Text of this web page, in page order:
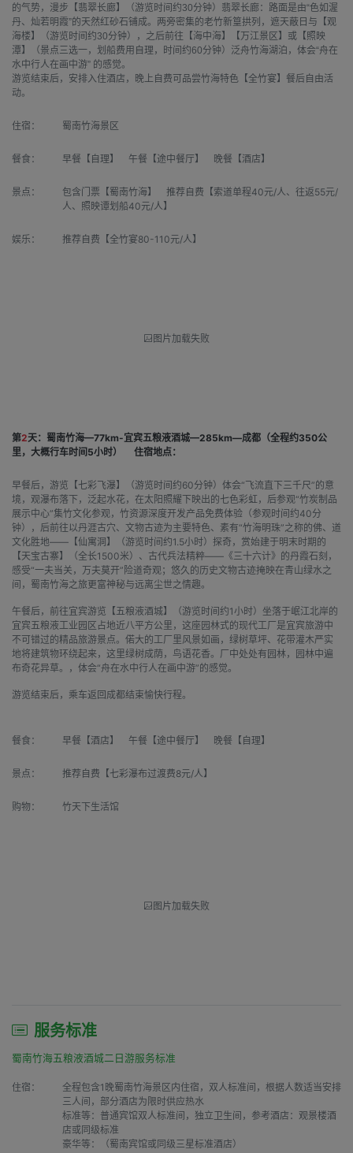
的气势，漫步【翡翠长廊】（游览时间约30分钟）翡翠长廊：路面是由“色如渥
丹、灿若明霞”的天然红砂石铺成。两旁密集的老竹新篁拱列，遮天蔽日与【观
海楼】（游览时间约30分钟），之后前往【海中海】【万江景区】或【照映
潭】（景点三选一，划船费用自理，时间约60分钟）泛舟竹海湖泊，体会“舟在
水中行人在画中游” 的感觉。
游览结束后，安排入住酒店，晚上自费可品尝竹海特色【全竹宴】餐后自由活
动。
住宿： 蜀南竹海景区
餐食： 早餐【自理】 午餐【途中餐厅】 晚餐【酒店】
景点：
包含门票【蜀南竹海】 推荐自费【索道单程40元/人、往返55元/
人、照映谭划船40元/人】
娱乐： 推荐自费【全竹宴80-110元/人】
图片加载失败
第2天：蜀南竹海—77km-宜宾五粮液酒城—285km—成都（全程约350公
里，大概行车时间5小时）
住宿地点：
早餐后，游览【七彩飞瀑】（游览时间约60分钟）体会“飞流直下三千尺”的意
境，观瀑布落下，泛起水花，在太阳照耀下映出的七色彩虹，后参观“竹炭制品
展示中心”集竹文化参观，竹资源深度开发产品免费体验（参观时间约40分
钟），后前往以丹涯古穴、文物古迹为主要特色、素有“竹海明珠”之称的佛、道
文化胜地——【仙寓洞】（游览时间约1.5小时）探奇，赏始建于明末时期的
【天宝古寨】（全长1500米）、古代兵法精粹——《三十六计》的丹霞石刻，
感受“一夫当关，万夫莫开”险道奇观；悠久的历史文物古迹掩映在青山绿水之
间，蜀南竹海之旅更富神秘与远离尘世之情趣。
午餐后，前往宜宾游览【五粮液酒城】（游览时间约1小时）坐落于岷江北岸的
宜宾五粮液工业园区占地近八平方公里，这座园林式的现代工厂是宜宾旅游中
不可错过的精品旅游景点。偌大的工厂里风景如画，绿树草坪、花带灌木严实
地将建筑物环绕起来，这里绿树成荫，鸟语花香。厂中处处有园林，园林中遍
布奇花异草。，体会“舟在水中行人在画中游”的感觉。
游览结束后，乘车返回成都结束愉快行程。
餐食： 早餐【酒店】 午餐【途中餐厅】 晚餐【自理】
景点： 推荐自费【七彩瀑布过渡费8元/人】
购物： 竹天下生活馆
图片加载失败
服务标准
蜀南竹海五粮液酒城二日游服务标准
住宿：
全程包含1晚蜀南竹海景区内住宿，双人标准间，根据人数适当安排
三人间，部分酒店为限时供应热水
标准等：普通宾馆双人标准间，独立卫生间，参考酒店：观景楼酒
店或同级标准
豪华等：（蜀南宾馆或同级三星标准酒店）